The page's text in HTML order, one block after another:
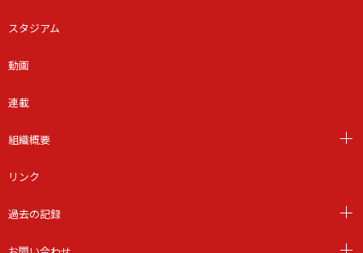
スタジアム
動画
連載
組織概要
リンク
過去の記録